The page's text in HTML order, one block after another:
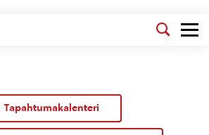
Tapahtumakalenteri